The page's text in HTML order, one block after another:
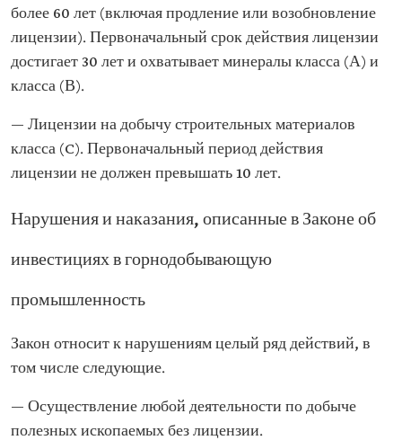
более 60 лет (включая продление или возобновление
лицензии). Первоначальный срок действия лицензии
достигает 30 лет и охватывает минералы класса (А) и
класса (В).
— Лицензии на добычу строительных материалов
класса (C). Первоначальный период действия
лицензии не должен превышать 10 лет.
Нарушения и наказания, описанные в Законе об
инвестициях в горнодобывающую
промышленность
Закон относит к нарушениям целый ряд действий, в
том числе следующие.
— Осуществление любой деятельности по добыче
полезных ископаемых без лицензии.